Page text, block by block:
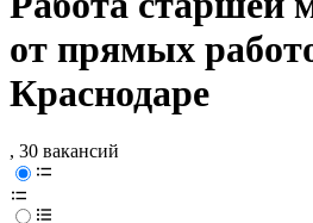
от прямых
Краснодаре
, 30 вакансий